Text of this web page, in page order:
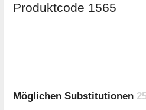
Produktcode 1565
Möglichen Substitutionen